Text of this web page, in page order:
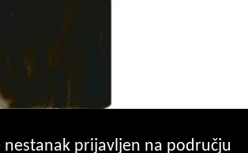
prijavljen na području